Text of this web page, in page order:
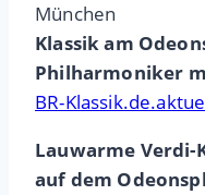
München
Klassik am
Philharmoniker
BR-
Lauwarme Verdi-
auf dem